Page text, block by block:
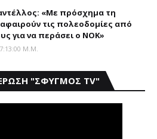
«Με πρόσχημα τη
τις πολεοδομίες από
για να περάσει ο NOK»
Μ.μ.
"ΣΦΥΓΜΟΣ TV"